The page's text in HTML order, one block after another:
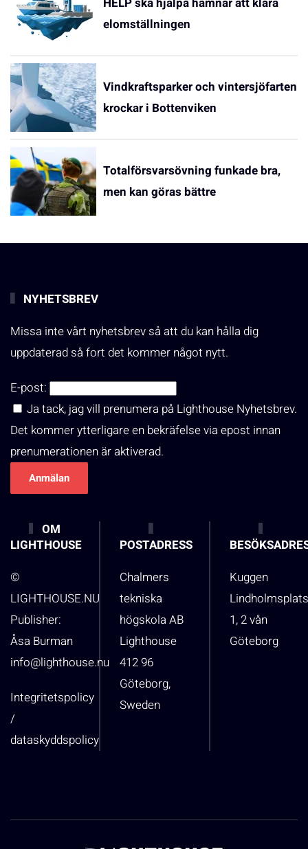
elomställningen
Vindkraftsparker och vintersjöfarten
krockar i Bottenviken
Totalförsvarsövning funkade bra,
men kan göras bättre
NYHETSBREV
Missa inte vårt nyhetsbrev så att du kan hålla dig
uppdaterad så fort det kommer något nytt.
E-post:
Ja tack, jag vill prenumera på Lighthouse Nyhetsbrev.
Det kommer ytterligare en bekräfelse via epost innan
prenumerationen är aktiverad.
OM
LIGHTHOUSE
©
LIGHTHOUSE.NU
Publisher:
Åsa Burman
info@lighthouse.nu
Integritetspolicy
/
dataskyddspolicy
POSTADRESS
Chalmers
tekniska
högskola AB
Lighthouse
412 96
Göteborg,
Sweden
Kuggen
1, 2 vån
Göteborg